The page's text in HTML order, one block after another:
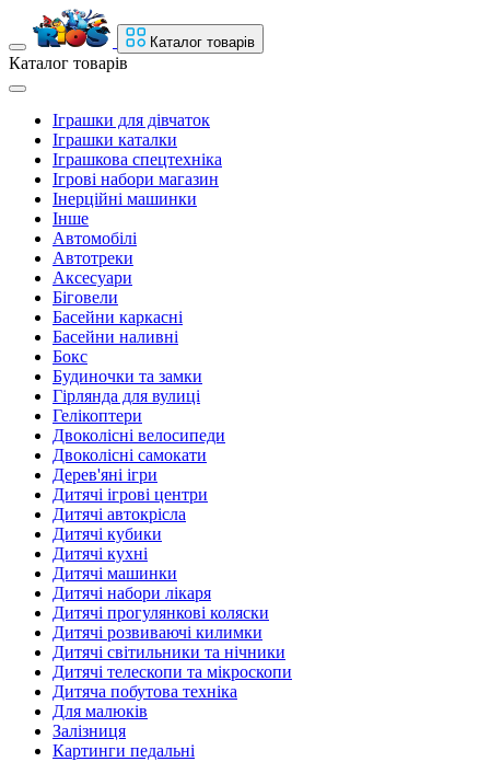
Каталог товарів
Каталог товарів
Іграшки для дівчаток
Іграшки каталки
Іграшкова спецтехніка
Ігрові набори магазин
Інерційні машинки
Інше
Автомобілі
Автотреки
Аксесуари
Біговели
Басейни каркасні
Басейни наливні
Бокс
Будиночки та замки
Гірлянда для вулиці
Гелікоптери
Двоколісні велосипеди
Двоколісні самокати
Дерев'яні ігри
Дитячі ігрові центри
Дитячі автокрісла
Дитячі кубики
Дитячі кухні
Дитячі машинки
Дитячі набори лікаря
Дитячі прогулянкові коляски
Дитячі розвиваючі килимки
Дитячі світильники та нічники
Дитячі телескопи та мікроскопи
Дитяча побутова техніка
Для малюків
Залізниця
Картинги педальні